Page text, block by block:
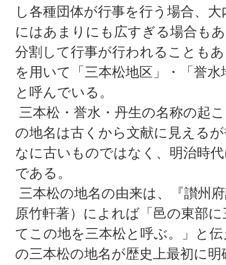
し各種団体が行事を行う場合、
にはあまりにも広すぎる場合も
分割して行事が行われることも
を用いて「三本松地区」・「誉
と呼んでいる。
三本松・誉水・丹生の名称の起
の地名は古くから文献に見える
なに古いものではなく、明治時
である。
三本松の地名の由来は、『讃州
原竹軒著）によれば「邑の東部
てこの地を三本松と呼ぶ。」と
の三本松の地名が歴史上最初に